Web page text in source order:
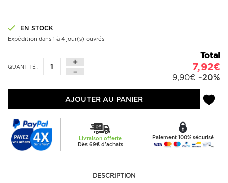
EN STOCK
Expédition dans 1 à 4 jour(s) ouvrés
QUANTITÉ :
Total
7,92€
9,90€ -20%
AJOUTER AU PANIER
Livraison offerte
Dès 69€ d'achats
Paiement 100% sécurisé
DESCRIPTION